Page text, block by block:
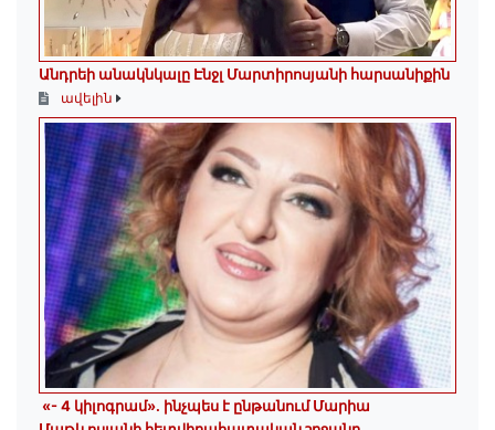
Անդրեի անակնկալը Էնջլ Մարտիրոսյանի հարսանիքին
ավելին
«- 4 կիլոգրամ». ինչպես է ընթանում Մարիա